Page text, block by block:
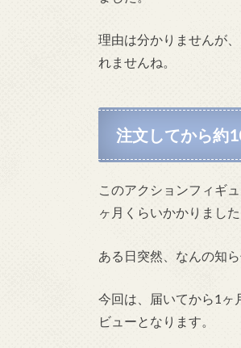
理由は分かりませんが
れませんね。
注文してから約
このアクションフィギ
ヶ月くらいかかりました
ある日突然、なんの知
今回は、届いてから1ヶ
ビューとなります。